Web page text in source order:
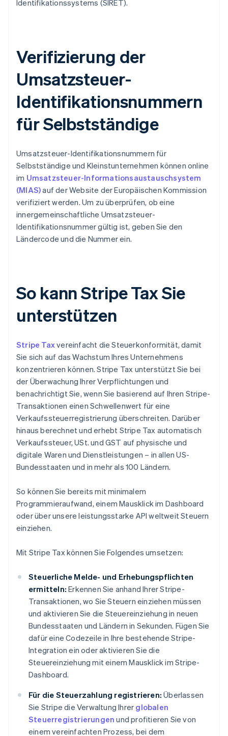
Identifikationssystems (SIRET).
Verifizierung der
Umsatzsteuer-
Identifikationsnummern
für Selbstständige
Umsatzsteuer-Identifikationsnummern für
Selbstständige und Kleinstunternehmen können online
im Umsatzsteuer-Informationsaustauschsystem
(MIAS)auf der Website der Europäischen Kommission
verifiziert werden. Um zu überprüfen, ob eine
innergemeinschaftliche Umsatzsteuer-
Identifikationsnummer gültig ist, geben Sie den
Ländercode und die Nummer ein.
So kann Stripe Tax Sie
unterstützen
Stripe Taxvereinfacht die Steuerkonformität, damit
Sie sich auf das Wachstum Ihres Unternehmens
konzentrieren können. Stripe Tax unterstützt Sie bei
der Überwachung Ihrer Verpflichtungen und
benachrichtigt Sie, wenn Sie basierend auf Ihren Stripe-
Transaktionen einen Schwellenwert für eine
Verkaufssteuerregistrierung überschreiten. Darüber
hinaus berechnet und erhebt Stripe Tax automatisch
Verkaufssteuer, USt. und GST auf physische und
digitale Waren und Dienstleistungen – in allen US-
Bundesstaaten und in mehr als 100 Ländern.
So können Sie bereits mit minimalem
Programmieraufwand, einem Mausklick im Dashboard
oder über unsere leistungsstarke API weltweit Steuern
einziehen.
Mit Stripe Tax können Sie Folgendes umsetzen:
Steuerliche Melde- und Erhebungspflichten
ermitteln: Erkennen Sie anhand Ihrer Stripe-
Transaktionen, wo Sie Steuern einziehen müssen
und aktivieren Sie die Steuereinziehung in neuen
Bundesstaaten und Ländern in Sekunden. Fügen Sie
dafür eine Codezeile in Ihre bestehende Stripe-
Integration ein oder aktivieren Sie die
Steuereinziehung mit einem Mausklick im Stripe-
Dashboard.
Für die Steuerzahlung registrieren: Überlassen
Sie Stripe die Verwaltung Ihrer globalen
Steuerregistrierungen und profitieren Sie von
einem vereinfachten Prozess, bei dem